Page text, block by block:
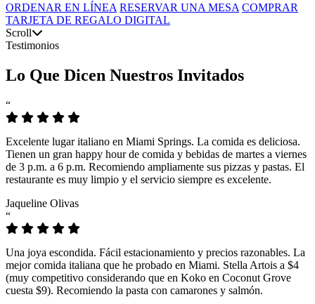
ORDENAR EN LÍNEA RESERVAR UNA MESA COMPRAR
TARJETA DE REGALO DIGITAL
Scroll
Testimonios
Lo Que Dicen Nuestros Invitados
“
Excelente lugar italiano en Miami Springs. La comida es deliciosa.
Tienen un gran happy hour de comida y bebidas de martes a viernes
de 3 p.m. a 6 p.m. Recomiendo ampliamente sus pizzas y pastas. El
restaurante es muy limpio y el servicio siempre es excelente.
Jaqueline Olivas
“
Una joya escondida. Fácil estacionamiento y precios razonables. La
mejor comida italiana que he probado en Miami. Stella Artois a $4
(muy competitivo considerando que en Koko en Coconut Grove
cuesta $9). Recomiendo la pasta con camarones y salmón.